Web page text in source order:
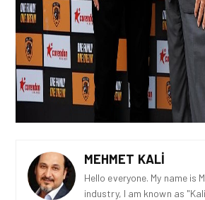
MEHMET KALI
Hello everyone. My name is
industry, I am known as